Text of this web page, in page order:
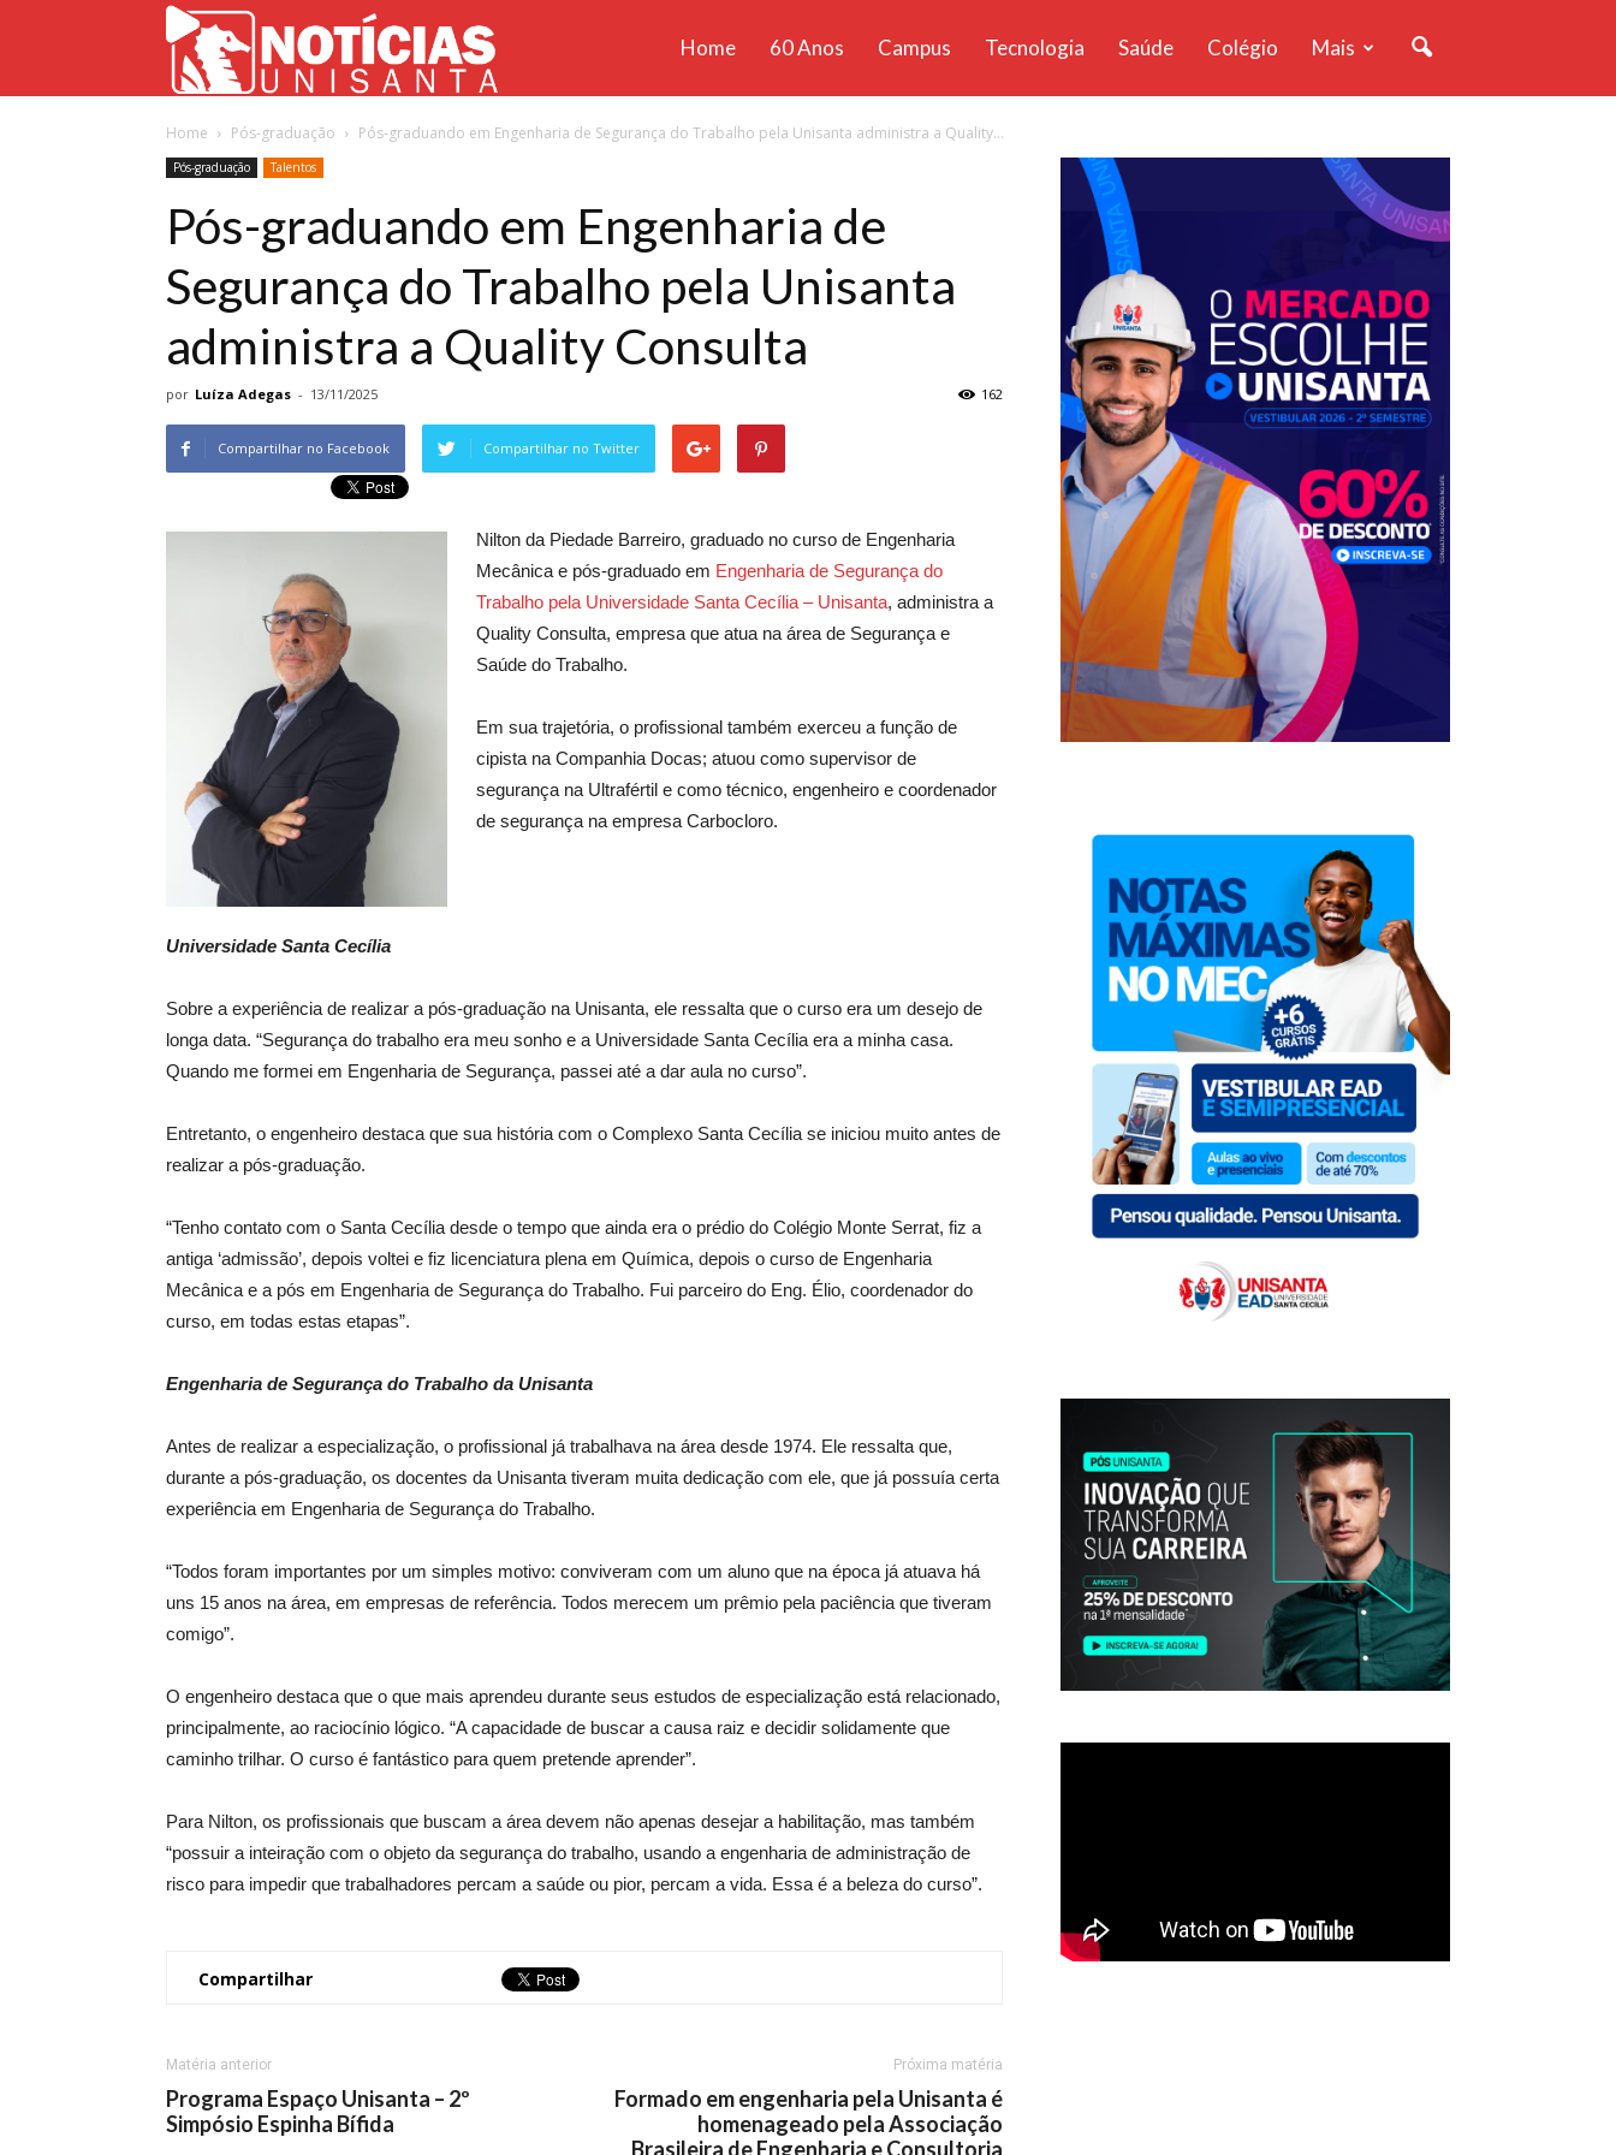
Unisanta
Home 60 Anos Campus Tecnologia Saúde Colégio Mais
Home Pós-graduação Pós-graduando em Engenharia de Segurança do Trabalho pela Unisanta administra a Quality...
Pós-graduação Talentos
Pós-graduando em Engenharia de
Segurança do Trabalho pela Unisanta
administra a Quality Consulta
por Luíza Adegas - 13/11/2025 162
Compartilhar no Facebook Compartilhar no Twitter
Nilton da Piedade Barreiro, graduado no curso de Engenharia
Mecânica e pós-graduado em Engenharia de Segurança do
Trabalho pela Universidade Santa Cecília – Unisanta, administra a
Quality Consulta, empresa que atua na área de Segurança e
Saúde do Trabalho.
Em sua trajetória, o profissional também exerceu a função de
cipista na Companhia Docas; atuou como supervisor de
segurança na Ultrafértil e como técnico, engenheiro e coordenador
de segurança na empresa Carbocloro.
Universidade Santa Cecília
Sobre a experiência de realizar a pós-graduação na Unisanta, ele ressalta que o curso era um desejo de
longa data. “Segurança do trabalho era meu sonho e a Universidade Santa Cecília era a minha casa.
Quando me formei em Engenharia de Segurança, passei até a dar aula no curso”.
Entretanto, o engenheiro destaca que sua história com o Complexo Santa Cecília se iniciou muito antes de
realizar a pós-graduação.
“Tenho contato com o Santa Cecília desde o tempo que ainda era o prédio do Colégio Monte Serrat, fiz a
antiga ‘admissão’, depois voltei e fiz licenciatura plena em Química, depois o curso de Engenharia
Mecânica e a pós em Engenharia de Segurança do Trabalho. Fui parceiro do Eng. Élio, coordenador do
curso, em todas estas etapas”.
Engenharia de Segurança do Trabalho da Unisanta
Antes de realizar a especialização, o profissional já trabalhava na área desde 1974. Ele ressalta que,
durante a pós-graduação, os docentes da Unisanta tiveram muita dedicação com ele, que já possuía certa
experiência em Engenharia de Segurança do Trabalho.
“Todos foram importantes por um simples motivo: conviveram com um aluno que na época já atuava há
uns 15 anos na área, em empresas de referência. Todos merecem um prêmio pela paciência que tiveram
comigo”.
O engenheiro destaca que o que mais aprendeu durante seus estudos de especialização está relacionado,
principalmente, ao raciocínio lógico. “A capacidade de buscar a causa raiz e decidir solidamente que
caminho trilhar. O curso é fantástico para quem pretende aprender”.
Para Nilton, os profissionais que buscam a área devem não apenas desejar a habilitação, mas também
“possuir a inteiração com o objeto da segurança do trabalho, usando a engenharia de administração de
risco para impedir que trabalhadores percam a saúde ou pior, percam a vida. Essa é a beleza do curso”.
Compartilhar
Matéria anterior
Programa Espaço Unisanta – 2º
Simpósio Espinha Bífida
Próxima matéria
Formado em engenharia pela Unisanta é
homenageado pela Associação
Brasileira de Engenharia e Consultoria